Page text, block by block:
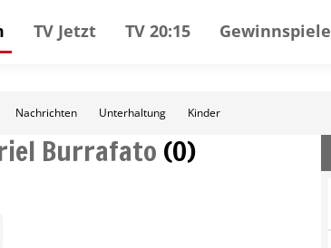
TV Jetzt TV 20:15 Gewinnspiele
Nachrichten Unterhaltung Kinder
Burrafato (0)